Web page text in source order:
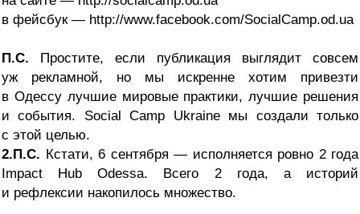
в фейсбук — http://www.facebook.com/SocialCamp.od.ua
П.С. Простите, если публикация выглядит совсем
уж рекламной, но мы искренне хотим привезти
в Одессу лучшие мировые практики, лучшие решения
и события. Social Camp Ukraine мы создали только
с этой целью.
2.П.С. Кстати, 6 сентября — исполняется ровно 2 года
Impact Hub Odessa. Всего 2 года, а историй
и рефлексии накопилось множество.